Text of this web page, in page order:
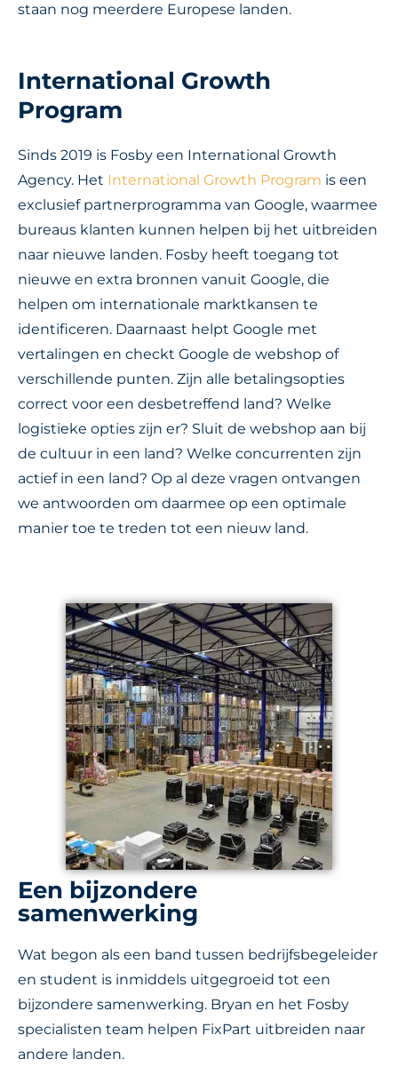
staan nog meerdere Europese landen.
International Growth
Program
Sinds 2019 is Fosby een International Growth
Agency. Het International Growth Program is een
exclusief partnerprogramma van Google, waarmee
bureaus klanten kunnen helpen bij het uitbreiden
naar nieuwe landen. Fosby heeft toegang tot
nieuwe en extra bronnen vanuit Google, die
helpen om internationale marktkansen te
identificeren. Daarnaast helpt Google met
vertalingen en checkt Google de webshop of
verschillende punten. Zijn alle betalingsopties
correct voor een desbetreffend land? Welke
logistieke opties zijn er? Sluit de webshop aan bij
de cultuur in een land? Welke concurrenten zijn
actief in een land? Op al deze vragen ontvangen
we antwoorden om daarmee op een optimale
manier toe te treden tot een nieuw land.
Een bijzondere
samenwerking
Wat begon als een band tussen bedrijfsbegeleider
en student is inmiddels uitgegroeid tot een
bijzondere samenwerking. Bryan en het Fosby
specialisten team helpen FixPart uitbreiden naar
andere landen.